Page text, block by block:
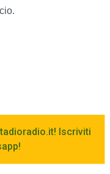
Iscriviti